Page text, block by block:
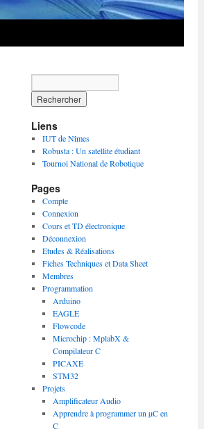
Liens
IUT de Nîmes
Robusta : Un satellite étudiant
Tournoi National de Robotique
Pages
Compte
Connexion
Cours et TD électronique
Déconnexion
Etudes & Réalisations
Fiches Techniques et Data Sheet
Membres
Programmation
Arduino
EAGLE
Flowcode
Microchip : MplabX &
Compilateur C
PICAXE
STM32
Projets
Amplificateur Audio
Apprendre à programmer un µC en
C